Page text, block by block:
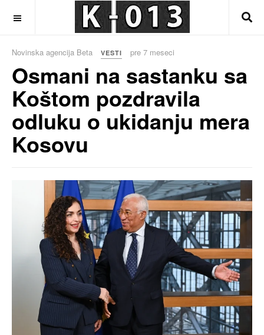
Novinska agencija Beta VESTI pre 7 meseci
Osmani na sastanku sa
Koštom pozdravila
odluku o ukidanju mera
Kosovu